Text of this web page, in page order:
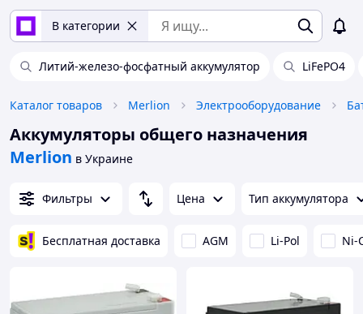
В категории
Литий-железо-фосфатный аккумулятор LiFePO4
Каталог товаров Merlion Электрооборудование
Аккумуляторы общего назначения
Merlion в Украине
Фильтры Цена Тип аккумулятора
Бесплатная доставка AGM Li-Pol Ni-